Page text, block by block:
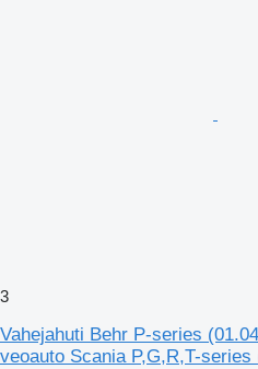
3
Vahejahuti Behr P-series
veoauto Scania P,G,R,T-series